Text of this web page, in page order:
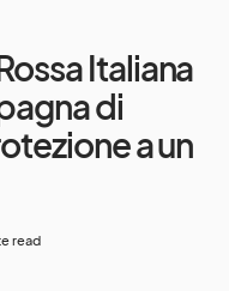
Italiana
di
a un
read